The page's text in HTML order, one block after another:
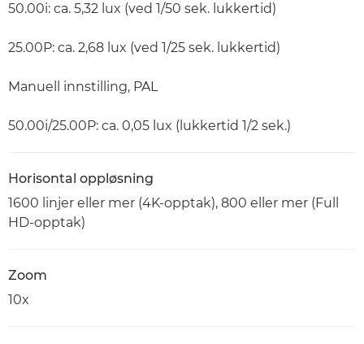
50.00i: ca. 5,32 lux (ved 1/50 sek. lukkertid)
25.00P: ca. 2,68 lux (ved 1/25 sek. lukkertid)
Manuell innstilling, PAL
50.00i/25.00P: ca. 0,05 lux (lukkertid 1/2 sek.)
Horisontal oppløsning
1600 linjer eller mer (4K-opptak), 800 eller mer (Full
HD-opptak)
Zoom
10x